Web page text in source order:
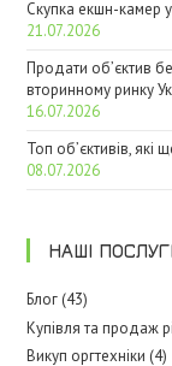
Скупка екшн-камер у
21.07.2026
Продати об’єктив
вторинному ринку
16.07.2026
Топ об’єктивів,
08.07.2026
НАШІ
Блог (43)
Купівля та продаж
Викуп оргтехніки (4)